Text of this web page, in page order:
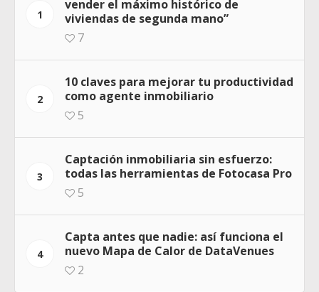
1
vender el máximo histórico de
viviendas de segunda mano”
7
2
10 claves para mejorar tu productividad
como agente inmobiliario
5
3
Captación inmobiliaria sin esfuerzo:
todas las herramientas de Fotocasa Pro
5
4
Capta antes que nadie: así funciona el
nuevo Mapa de Calor de DataVenues
2